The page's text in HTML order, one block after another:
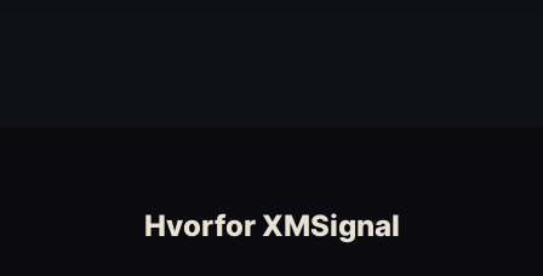
Hvorfor XMSignal